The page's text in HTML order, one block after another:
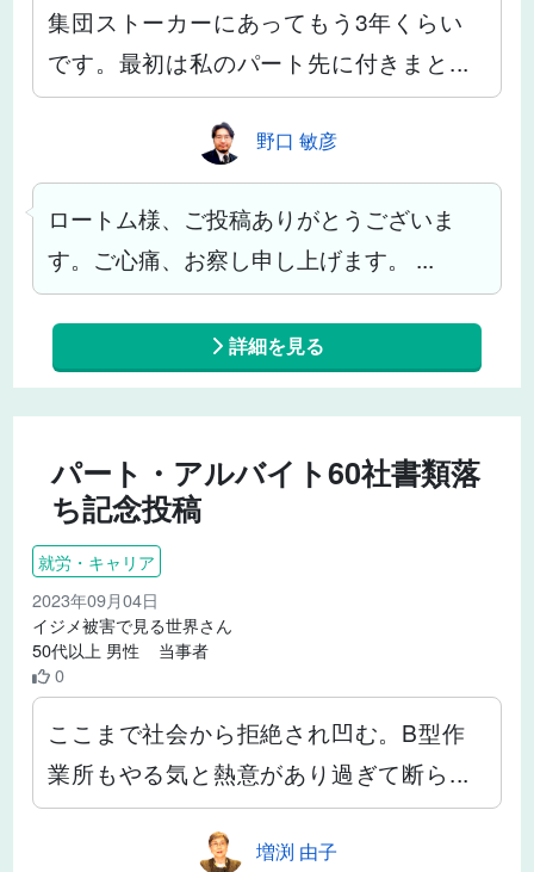
集団ストーカーにあってもう3年くらい
です。最初は私のパート先に付きまと...
野口 敏彦
ロートム様、ご投稿ありがとうございま
す。ご心痛、お察し申し上げます。 ...
詳細を見る
パート・アルバイト60社書類落
ち記念投稿
就労・キャリア
2023年09月04日
イジメ被害で見る世界さん
50代以上 男性 当事者
0
ここまで社会から拒絶され凹む。B型作
業所もやる気と熱意があり過ぎて断ら...
増渕 由子